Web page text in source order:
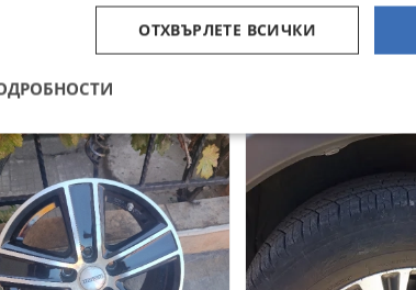
лв
Галакси,Мустанг
гр. Карлово, Пловдив
вчера
ОТХВЪРЛЕТЕ ВСИЧКИ